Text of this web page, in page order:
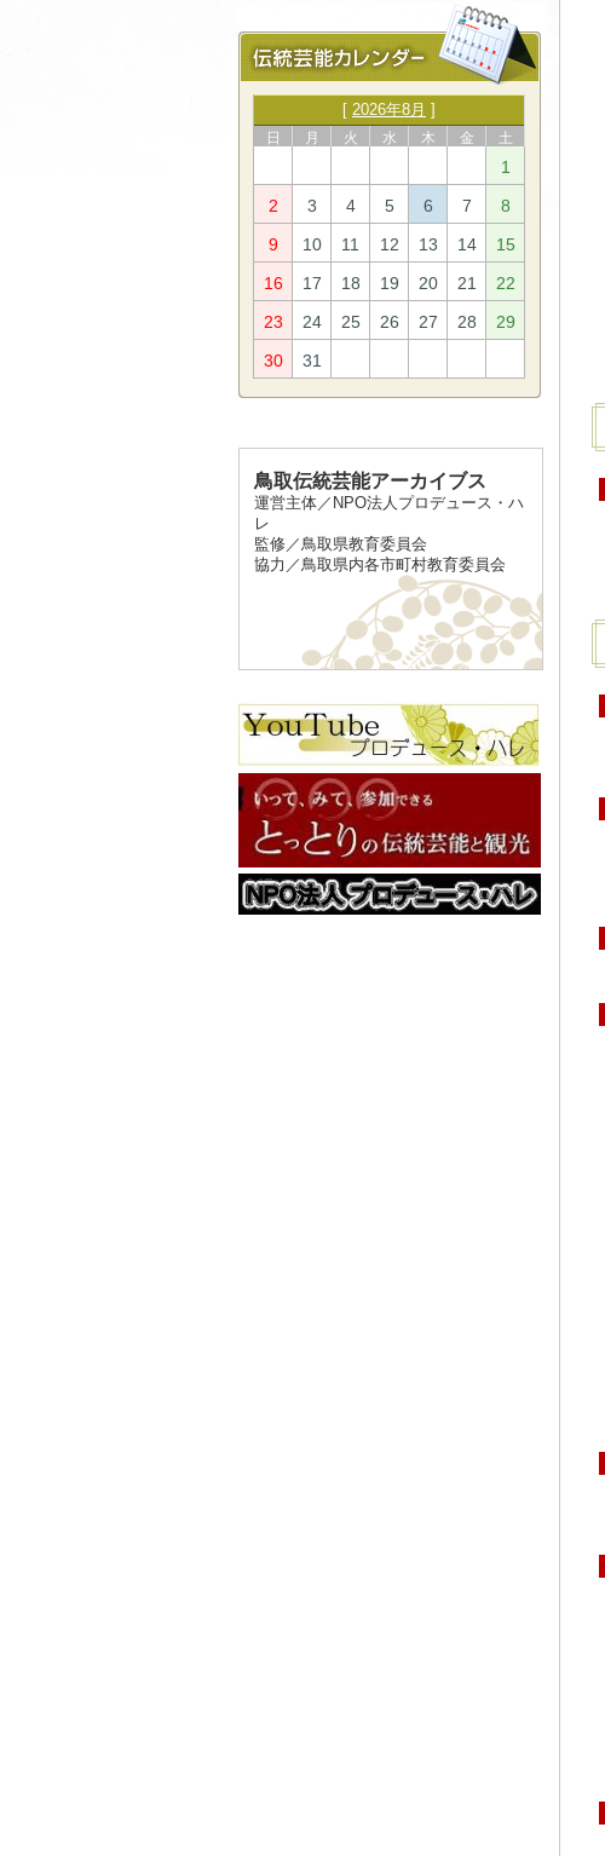
[ 2026年8月 ]
日 月 火 水 木 金 土
1
2
3 4 5 6 7
8
9
10 11 12 13 14
15
16
17 18 19 20 21
22
23
24 25 26 27 28
29
30
31
鳥取伝統芸能アーカイブス
運営主体／NPO法人プロデュース・ハ
レ
監修／鳥取県教育委員会
協力／鳥取県内各市町村教育委員会